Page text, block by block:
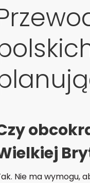
Nie ma wymogu,